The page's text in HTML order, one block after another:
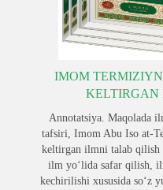
IMOM
KELTIRGAN
Annotatsiya. Maqolada
tafsiri, Imom Abu Iso at-
keltirgan ilmni talab qilish
ilm yo‘lida safar qilish,
kechirilishi xususida so‘z